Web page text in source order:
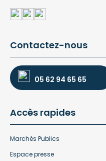
Contactez-nous
05 62 94 65 65
Accès rapides
Marchés Publics
Espace presse